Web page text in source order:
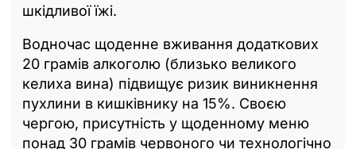
шкідливої їжі.
Водночас щоденне вживання додаткових
20 грамів алкоголю (близько великого
келиха вина) підвищує ризик виникнення
пухлини в кишківнику на 15%. Своєю
чергою, присутність у щоденному меню
понад 30 грамів червоного чи технологічно